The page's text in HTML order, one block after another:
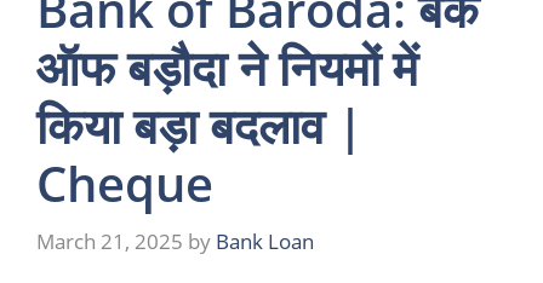
ऑफ बड़ौदा ने नियमों में
किया बड़ा बदलाव |
Cheque
March 21, 2025 by Bank Loan